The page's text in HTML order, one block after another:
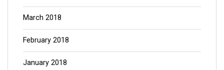
March 2018
February 2018
January 2018